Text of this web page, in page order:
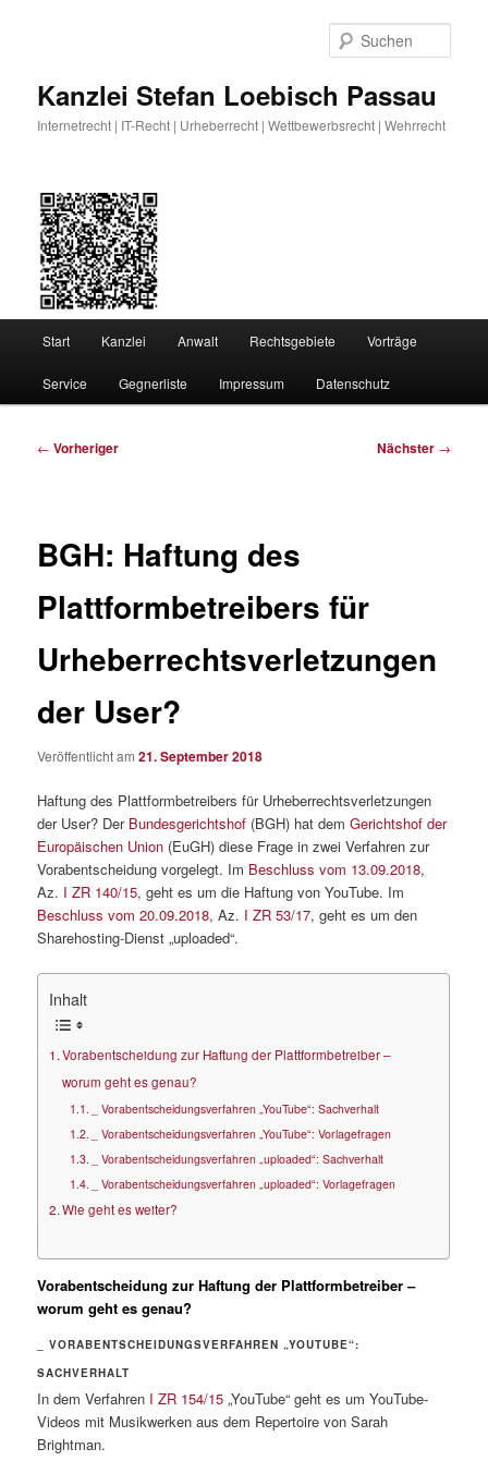
Kanzlei Stefan Loebisch Passau
Internetrecht | IT-Recht | Urheberrecht | Wettbewerbsrecht | Wehrrecht
Start Kanzlei Anwalt Rechtsgebiete Vorträge
Service Gegnerliste Impressum Datenschutz
Beitragsnavigation
← Vorheriger Nächster →
BGH: Haftung des
Plattformbetreibers für
Urheberrechtsverletzungen
der User?
Veröffentlicht am21. September 2018
Haftung des Plattformbetreibers für Urheberrechtsverletzungen
der User? Der Bundesgerichtshof (BGH) hat demGerichtshof der
Europäischen Union (EuGH) diese Frage in zwei Verfahren zur
Vorabentscheidung vorgelegt. Im Beschluss vom 13.09.2018,
Az. I ZR 140/15, geht es um die Haftung von YouTube. Im
Beschluss vom 20.09.2018, Az. I ZR 53/17, geht es um den
Sharehosting-Dienst „uploaded“.
Inhalt
Vorabentscheidung zur Haftung der Plattformbetreiber –
worum geht es genau?
_ Vorabentscheidungsverfahren „YouTube“: Sachverhalt
_ Vorabentscheidungsverfahren „YouTube“: Vorlagefragen
_ Vorabentscheidungsverfahren „uploaded“: Sachverhalt
_ Vorabentscheidungsverfahren „uploaded“: Vorlagefragen
Wie geht es weiter?
Vorabentscheidung zur Haftung der Plattformbetreiber –
worum geht es genau?
_ VORABENTSCHEIDUNGSVERFAHREN „YOUTUBE“:
SACHVERHALT
In dem Verfahren I ZR 154/15 „YouTube“ geht es um YouTube-
Videos mit Musikwerken aus dem Repertoire von Sarah
Brightman.